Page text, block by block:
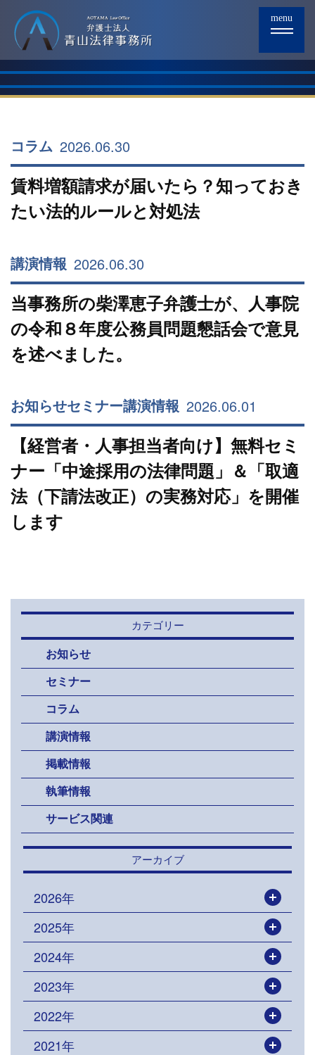
menu
コラム 2026.06.30
賃料増額請求が届いたら？知っておき
たい法的ルールと対処法
講演情報 2026.06.30
当事務所の柴澤恵子弁護士が、人事院
の令和８年度公務員問題懇話会で意見
を述べました。
お知らせセミナー講演情報 2026.06.01
【経営者・人事担当者向け】無料セミ
ナー「中途採用の法律問題」＆「取適
法（下請法改正）の実務対応」を開催
します
カテゴリー
お知らせ
セミナー
コラム
講演情報
掲載情報
執筆情報
サービス関連
アーカイブ
2026年
2025年
2024年
2023年
2022年
2021年